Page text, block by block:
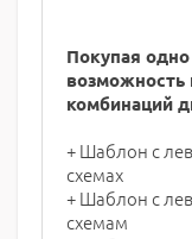
Покупая
возможность
комбинаций
+ Шаблон с
схемах
+ Шаблон с
схемам